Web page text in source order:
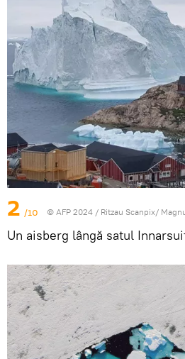
2 /10 © AFP 2024 / Ritzau Scanpix/
Un aisberg lângă satul